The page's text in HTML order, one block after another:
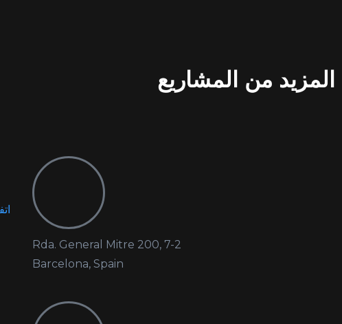
المزيد من المشاريع
Rda. General Mitre 200, 7-2
Barcelona, Spain